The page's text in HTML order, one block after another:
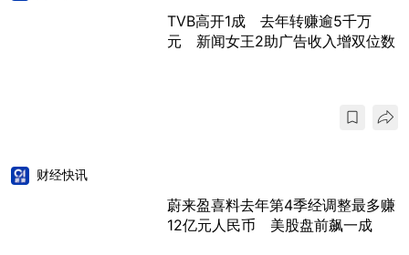
TVB高开1成 去年转赚逾5千万
元 新闻女王2助广告收入增双位数
财经快讯
蔚来盈喜料去年第4季经调整最多赚
12亿元人民币 美股盘前飙一成